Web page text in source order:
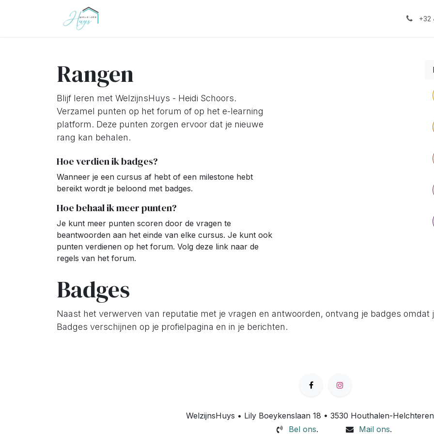
+32
Rangen
Blijf leren met WelzijnsHuys - Heidi Schoors.
Verzamel punten op het forum of op het e-learning
platform. Deze punten zorgen ervoor dat je nieuwe
rang kan behalen.
Hoe verdien ik badges?
Wanneer je een cursus af hebt of een milestone hebt
bereikt wordt je beloond met badges.
Hoe behaal ik meer punten?
Je kunt meer punten scoren door de vragen te
beantwoorden aan het einde van elke cursus. Je kunt ook
punten verdienen op het forum. Volg deze link naar de
regels van het forum.
Badges
Naast het verwerven van reputatie met je vragen en antwoorden, ontvang je badges omdat
Badges verschijnen op je profielpagina en in je berichten.
WelzijnsHuys • Lily Boeykenslaan 18 • 3530 Houthalen-
Bel ons. Mail ons.